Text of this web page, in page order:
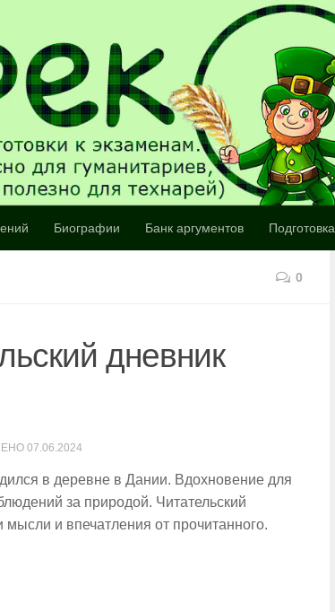
Биографии Банк аргументов Подготовка
0
дневник
07.06.2024
в деревне в Дании. Вдохновение для
за природой. Читательский
и впечатления от прочитанного.